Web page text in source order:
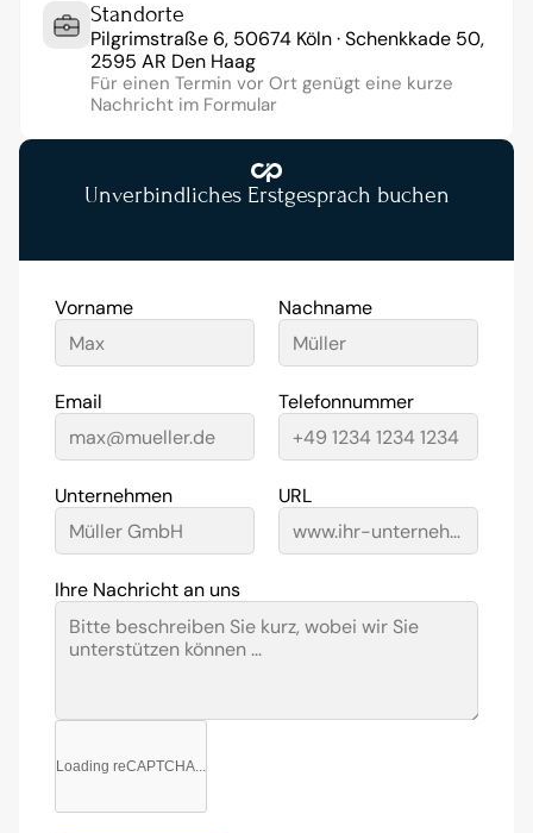
Standorte
Pilgrimstraße 6, 50674 Köln · Schenkkade 50,
2595 AR Den Haag
Für einen Termin vor Ort genügt eine kurze
Nachricht im Formular
Unverbindliches Erstgespräch buchen
Vorname Nachname
Email Telefonnummer
Unternehmen URL
Ihre Nachricht an uns
Loading reCAPTCHA...